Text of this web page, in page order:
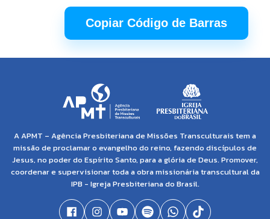
Copiar Código de Barras
A APMT – Agência Presbiteriana de Missões Transculturais tem a
missão de proclamar o evangelho do reino, fazendo discípulos de
Jesus, no poder do Espírito Santo, para a glória de Deus. Promover,
coordenar e supervisionar toda a obra missionária transcultural da
IPB - Igreja Presbiteriana do Brasil.